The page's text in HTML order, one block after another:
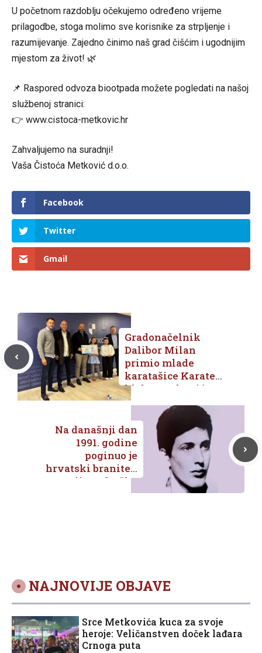
U početnom razdoblju očekujemo određeno vrijeme
prilagodbe, stoga molimo sve korisnike za strpljenje i
razumijevanje. Zajedno činimo naš grad čišćim i ugodnijim
mjestom za život! 🌿
📌 Raspored odvoza biootpada možete pogledati na našoj
službenoj stranici:
👉 www.cistoca-metkovic.hr
Zahvaljujemo na suradnji!
Vaša Čistoća Metković d.o.o.
Facebook
Twitter
Gmail
Gradonačelnik
Dalibor Milan
primio mlade
karatašice Karate
kluba Metković
nakon uspjeha na
državnom
prvenstvu
Na današnji dan
1991. godine
poginuo je
hrvatski branitelj
Marijo Jadreško
NAJNOVIJE OBJAVE
Srce Metkovića kuca za svoje
heroje: Veličanstven doček lađara
Crnoga puta